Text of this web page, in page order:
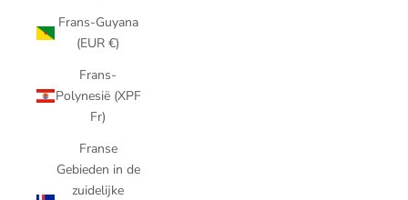
Frans-Guyana
(EUR €)
Frans-
Polynesië (XPF
Fr)
Franse
Gebieden in de
zuidelijke